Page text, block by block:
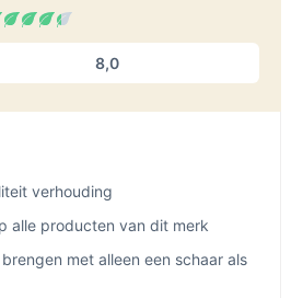
8,0
verhouding
alle producten van dit merk
met alleen een schaar als